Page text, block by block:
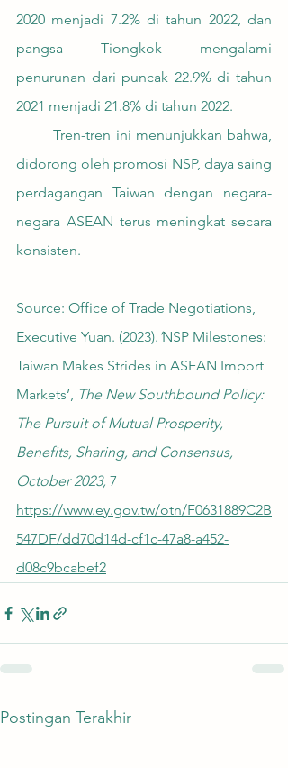
2020 menjadi 7.2% di tahun 2022, dan
pangsa Tiongkok mengalami
penurunan dari puncak 22.9% di tahun
2021 menjadi 21.8% di tahun 2022.
	Tren-tren ini menunjukkan bahwa,
didorong oleh promosi NSP, daya saing
perdagangan Taiwan dengan negara-
negara ASEAN terus meningkat secara
konsisten.
Source: Office of Trade Negotiations,
Executive Yuan. (2023). ‘NSP Milestones:
Taiwan Makes Strides in ASEAN Import
Markets’, The New Southbound Policy:
The Pursuit of Mutual Prosperity,
Benefits, Sharing, and Consensus,
October 2023, 7
https://www.ey.gov.tw/otn/F0631889C2B
547DF/dd70d14d-cf1c-47a8-a452-
d08c9bcabef2
Postingan Terakhir